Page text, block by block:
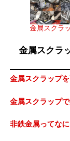
金属スクラ
金属スクラ
金属スクラップ
金属スクラップ
非鉄金属ってなに